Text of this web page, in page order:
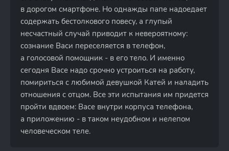
в дорогом смартфоне. Но однажды папе надоедает
содержать бестолкового повесу, а глупый
несчастный случай приводит к невероятному:
сознание Васи переселяется в телефон,
а голосовой помощник - в его тело. И именно
сегодня Васе надо срочно устроиться на работу,
помириться с любимой девушкой Катей и наладить
отношения с отцом. Все эти испытания им придется
пройти вдвоем: Васе внутри корпуса телефона,
а приложению - в таком неудобном и нелепом
человеческом теле.